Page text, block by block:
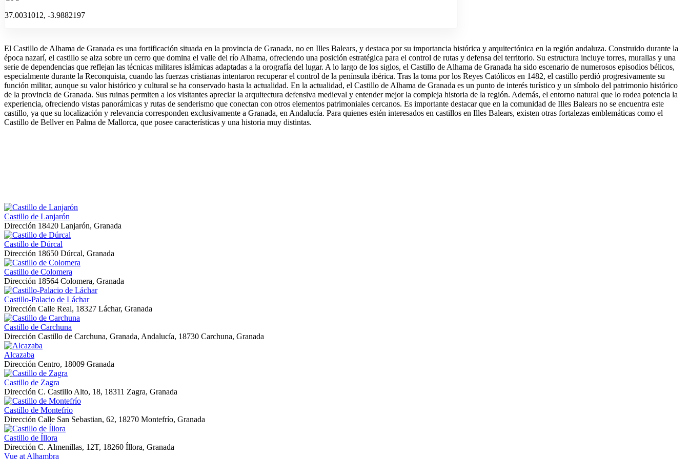
37.0031012, -3.9882197
El Castillo de Alhama de Granada es una fortificación situada en la provincia de Granada, no en Illes Balears, y destaca por su importancia histórica y arquitectónica en la región andaluza. Construido durante la
época nazarí, el castillo se alza sobre un cerro que domina el valle del río Alhama, ofreciendo una posición estratégica para el control de rutas y defensa del territorio. Su estructura incluye torres, murallas y una
serie de dependencias que reflejan las técnicas militares islámicas adaptadas a la orografía del lugar. A lo largo de los siglos, el Castillo de Alhama de Granada ha sido escenario de numerosos episodios bélicos,
especialmente durante la Reconquista, cuando las fuerzas cristianas intentaron recuperar el control de la península ibérica. Tras la toma por los Reyes Católicos en 1482, el castillo perdió progresivamente su
función militar, aunque su valor histórico y cultural se ha conservado hasta la actualidad. En la actualidad, el Castillo de Alhama de Granada es un punto de interés turístico y un símbolo del patrimonio histórico
de la provincia de Granada. Sus ruinas permiten a los visitantes apreciar la arquitectura defensiva medieval y entender mejor la compleja historia de la región. Además, el entorno natural que lo rodea potencia la
experiencia, ofreciendo vistas panorámicas y rutas de senderismo que conectan con otros elementos patrimoniales cercanos. Es importante destacar que en la comunidad de Illes Balears no se encuentra este
castillo, ya que su localización y relevancia corresponden exclusivamente a Granada, en Andalucía. Para quienes estén interesados en castillos en Illes Balears, existen otras fortalezas emblemáticas como el
Castillo de Bellver en Palma de Mallorca, que posee características y una historia muy distintas.
Castillo de Lanjarón
Dirección 18420 Lanjarón, Granada
Castillo de Dúrcal
Dirección 18650 Dúrcal, Granada
Castillo de Colomera
Dirección 18564 Colomera, Granada
Castillo-Palacio de Láchar
Dirección Calle Real, 18327 Láchar, Granada
Castillo de Carchuna
Dirección Castillo de Carchuna, Granada, Andalucía, 18730 Carchuna, Granada
Alcazaba
Dirección Centro, 18009 Granada
Castillo de Zagra
Dirección C. Castillo Alto, 18, 18311 Zagra, Granada
Castillo de Montefrío
Dirección Calle San Sebastian, 62, 18270 Montefrío, Granada
Castillo de Íllora
Dirección C. Almenillas, 12T, 18260 Íllora, Granada
Vue at Alhambra